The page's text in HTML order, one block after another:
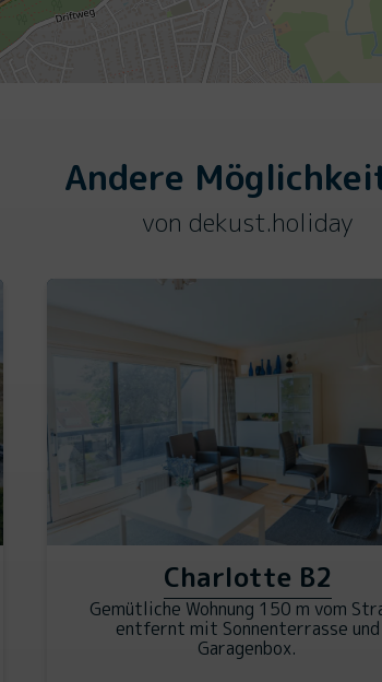
Andere
von dekust.holiday
Charlotte B2
Gemütliche Wohnung 150 m vom
entfernt mit Sonnenterrasse und
Garagenbox.